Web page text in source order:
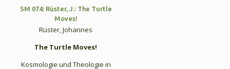
SM 074: Rüster, J.: The Turtle
Moves!
Rüster, Johannes
The Turtle Moves!
Kosmologie und Theologie in